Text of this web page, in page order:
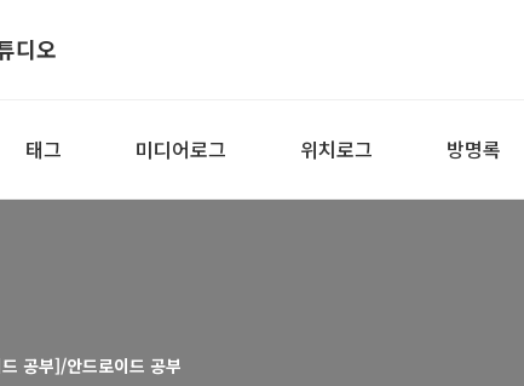
디오
태그 미디어로그 위치로그 방명록
공부]/안드로이드 공부